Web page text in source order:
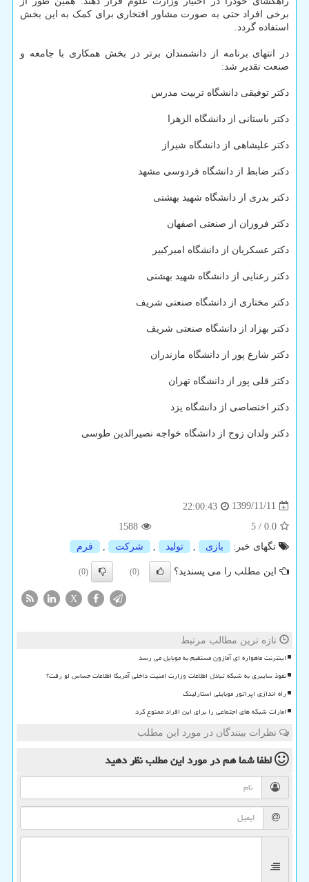
برخی افراد حتی به صورت مشاور افتخاری برای کمک به این بخش
استفاده گردد.
در انتهای برنامه از دانشمندان برتر در بخش همکاری با جامعه و
صنعت تقدیر شد:
دکتر توفیقی دانشگاه تربیت مدرس
دکتر باستانی از دانشگاه الزهرا
دکتر علیشاهی از دانشگاه شیراز
دکتر ضابط از دانشگاه فردوسی مشهد
دکتر بدری از دانشگاه شهید بهشتی
دکتر فروزان از صنعتی اصفهان
دکتر عسکریان از دانشگاه امیرکبیر
دکتر رعنایی از دانشگاه شهید بهشتی
دکتر مختاری از دانشگاه صنعتی شریف
دکتر بهزاد از دانشگاه صنعتی شریف
دکتر شارع پور از دانشگاه مازندران
دکتر قلی پور از دانشگاه تهران
دکتر اختصاصی از دانشگاه یزد
دکتر ولدان زوج از دانشگاه خواجه نصیرالدین طوسی
1399/11/11
22:00:43
0.0
/
5
1588
تگهای خبر:
بازی تولید شركت فرم
این مطلب را می پسندید؟ (0)
(0)
X
تازه ترین مطالب مرتبط
اینترنت ماهواره ای آمازون مستقیم به موبایل می رسد
نفوذ سایبری به شبکه تبادل اطلاعات وزارت امنیت داخلی آمریکا اطلاعات حساس لو رفت؟
راه اندازی اپراتور موبایلی استارلینک
امارات شبکه های اجتماعی را برای این افراد ممنوع کرد
نظرات بینندگان در مورد این مطلب
لطفا شما همدر مورد این مطلبنظر دهید